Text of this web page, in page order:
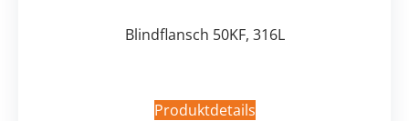
Blindflansch 50KF, 316L
Produktdetails